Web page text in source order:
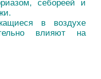
себореей и
в воздухе
влияют на